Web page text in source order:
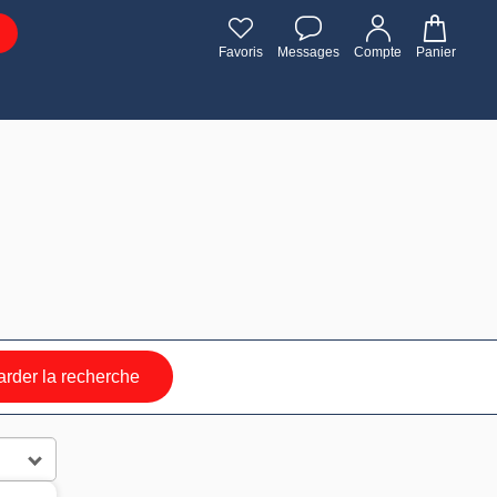
Favoris Messages Compte Panier
la recherche